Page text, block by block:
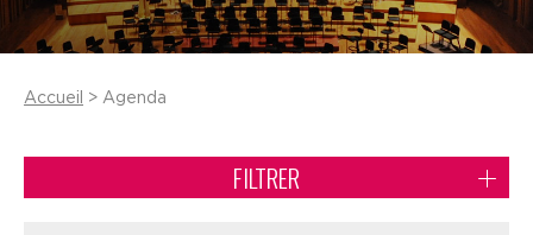
Accueil > Agenda
FILTRER